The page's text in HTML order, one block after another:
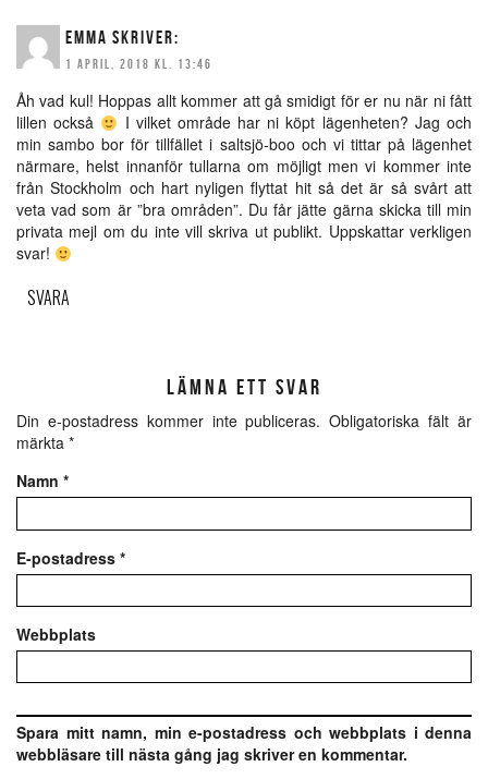
EMMA SKRIVER:
1 APRIL, 2018 KL. 13:46
Åh vad kul! Hoppas allt kommer att gå smidigt för er nu när ni fått
lillen också
I vilket område har ni köpt lägenheten? Jag och
min sambo bor för tillfället i saltsjö-boo och vi tittar på lägenhet
närmare, helst innanför tullarna om möjligt men vi kommer inte
från Stockholm och hart nyligen flyttat hit så det är så svårt att
veta vad som är ”bra områden”. Du får jätte gärna skicka till min
privata mejl om du inte vill skriva ut publikt. Uppskattar verkligen
svar!
SVARA
LÄMNA ETT SVAR
Din e-postadress kommer inte publiceras. Obligatoriska fält är
märkta *
Namn *
E-postadress *
Webbplats
Spara mitt namn, min e-postadress och webbplats i denna
webbläsare till nästa gång jag skriver en kommentar.